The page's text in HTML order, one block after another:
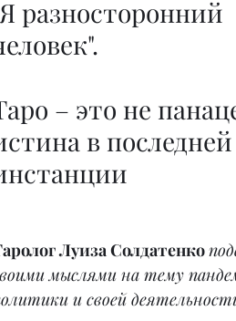
разносторонний
– это не
в последней
Луиза Солдатенко
мыслями на тему
и своей